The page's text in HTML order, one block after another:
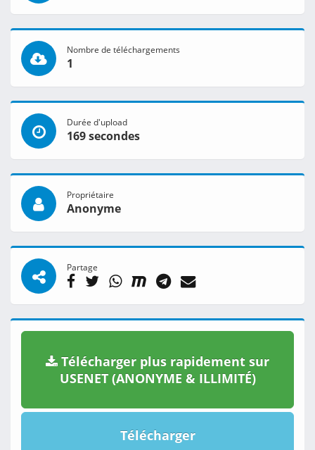
Nombre de téléchargements
1
Durée d'upload
169 secondes
Propriétaire
Anonyme
Partage
Télécharger plus rapidement sur
USENET (ANONYME & ILLIMITÉ)
Télécharger